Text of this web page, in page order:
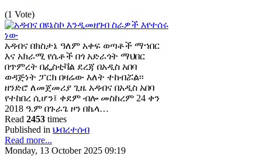
(1 Vote)
አዳብና በክስታኔ ዓለም አቀፍ ወጣቶች ማኀበር
እና አክራሚ የሴቶች በጎ አድራጎት ማህበር
በጥምረት በፌስቲቫል ደረጃ በአዲስ አበባ
ወዳጅነት ፓርክ በዛሬው እለት ተከብሯል፡፡
ዘንድሮ ለመጀመሪያ ጊዜ አዳብና በአዲስ አበባ
የተከበረ ሲሆን፤ ቀደም ብሎ መስከረም 24 ቀን
2018 ዓ.ም በጉራጌ ዞን በኬላ…
Read 2453 times
Published in ህብረተሰብ
Read more...
Monday, 13 October 2025 09:19